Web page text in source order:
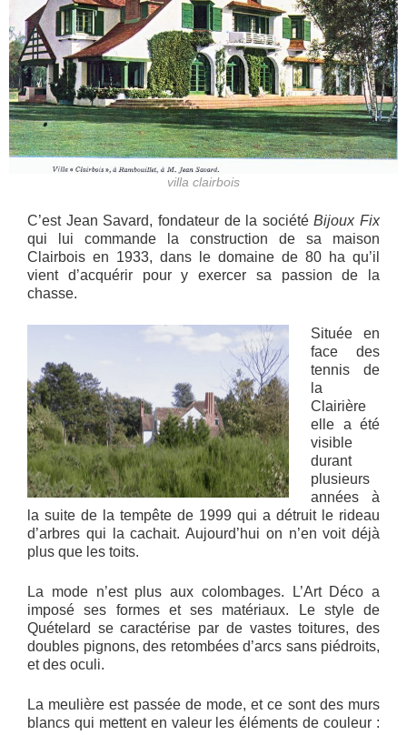
villa clairbois
C’est Jean Savard, fondateur de la sociétéBijoux Fix
qui lui commande la construction de sa maison
Clairbois en 1933, dans le domaine de 80 ha qu’il
vient d’acquérir pour y exercer sa passion de la
chasse.
Située en
face des
tennis de
la
Clairière
elle a été
visible
durant
plusieurs
années à
la suite de la tempête de 1999 qui a détruit le rideau
d’arbres qui la cachait. Aujourd’hui on n’en voit déjà
plus que les toits.
La mode n’est plus aux colombages. L’Art Déco a
imposé ses formes et ses matériaux. Le style de
Quételard se caractérise par de vastes toitures, des
doubles pignons, des retombées d’arcs sans piédroits,
et des oculi.
La meulière est passée de mode, et ce sont des murs
blancs qui mettent en valeur les éléments de couleur :